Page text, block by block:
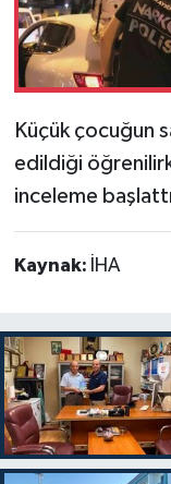
Küçük çocuğun
edildiği
inceleme
Kaynak: İHA